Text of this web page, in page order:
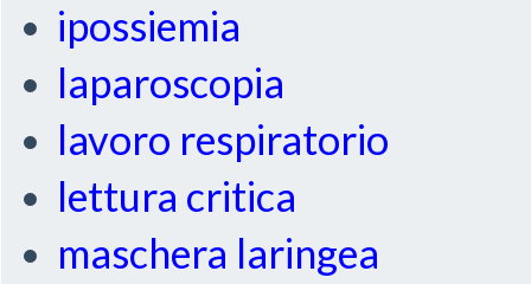
ipossiemia
laparoscopia
lavoro respiratorio
lettura critica
maschera laringea